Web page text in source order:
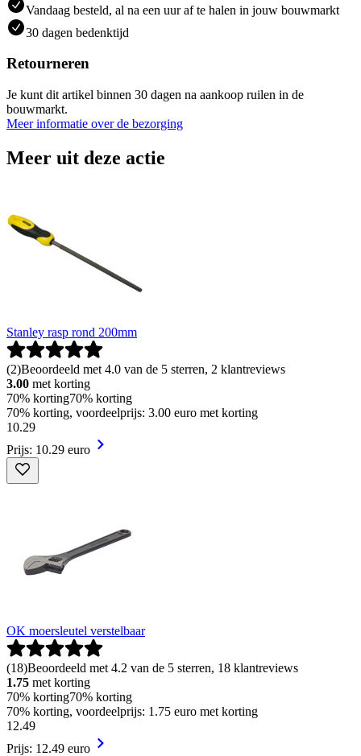
Vandaag besteld, al na een uur af te halen in jouw bouwmarkt
30 dagen bedenktijd
Retourneren
Je kunt dit artikel binnen 30 dagen na aankoop ruilen in de
bouwmarkt.
Meer informatie over de bezorging
Meer uit deze actie
Stanley rasp rond 200mm
(2)Beoordeeld met 4.0 van de 5 sterren, 2 klantreviews
3.00 met korting
70% korting70% korting
70% korting, voordeelprijs: 3.00 euro met korting
10.29
Prijs: 10.29 euro
OK moersleutel verstelbaar
(18)Beoordeeld met 4.2 van de 5 sterren, 18 klantreviews
1.75 met korting
70% korting70% korting
70% korting, voordeelprijs: 1.75 euro met korting
12.49
Prijs: 12.49 euro